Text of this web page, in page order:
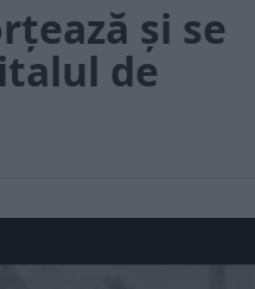
și se
de